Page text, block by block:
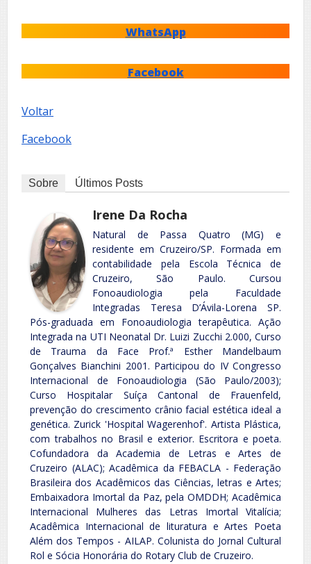
WhatsApp
Facebook
Voltar
Facebook
Sobre Últimos Posts
Irene Da Rocha
Natural de Passa Quatro (MG) e
residente em Cruzeiro/SP. Formada em
contabilidade pela Escola Técnica de
Cruzeiro, São Paulo. Cursou
Fonoaudiologia pela Faculdade
Integradas Teresa D’Ávila-Lorena SP.
Pós-graduada em Fonoaudiologia terapêutica. Ação
Integrada na UTI Neonatal Dr. Luizi Zucchi 2.000, Curso
de Trauma da Face Prof.ª Esther Mandelbaum
Gonçalves Bianchini 2001. Participou do IV Congresso
Internacional de Fonoaudiologia (São Paulo/2003);
Curso Hospitalar Suíça Cantonal de Frauenfeld,
prevenção do crescimento crânio facial estética ideal a
genética. Zurick 'Hospital Wagerenhof'. Artista Plástica,
com trabalhos no Brasil e exterior. Escritora e poeta.
Cofundadora da Academia de Letras e Artes de
Cruzeiro (ALAC); Acadêmica da FEBACLA - Federação
Brasileira dos Acadêmicos das Ciências, letras e Artes;
Embaixadora Imortal da Paz, pela OMDDH; Acadêmica
Internacional Mulheres das Letras Imortal Vitalícia;
Acadêmica Internacional de lituratura e Artes Poeta
Além dos Tempos - AILAP. Colunista do Jornal Cultural
Rol e Sócia Honorária do Rotary Club de Cruzeiro.